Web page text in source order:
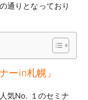
通りとなっており
ーin札幌」
気No. １のセミナ